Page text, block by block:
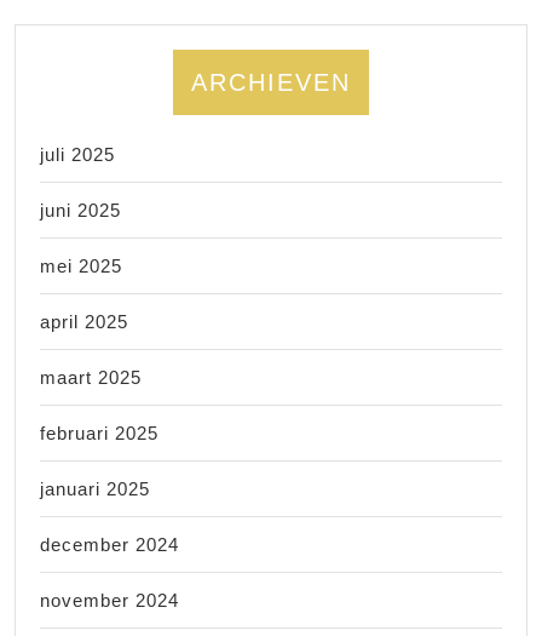
ARCHIEVEN
juli 2025
juni 2025
mei 2025
april 2025
maart 2025
februari 2025
januari 2025
december 2024
november 2024